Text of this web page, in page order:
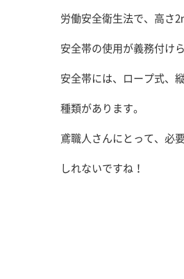
労働安全衛生法で、高さ
安全帯の使用が義務付け
安全帯には、ロープ式、
種類があります。
鳶職人さんにとって、必
しれないですね！